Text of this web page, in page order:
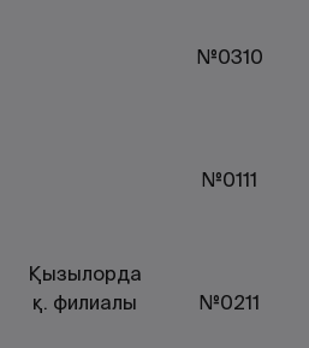
№0310
Қызылорда
қ. филиалы
№0111
№0211